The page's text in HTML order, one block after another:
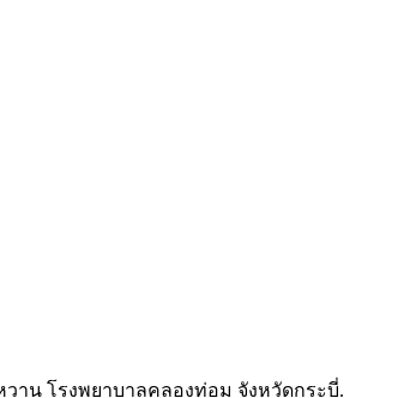
าน โรงพยาบาลคลองท่อม จังหวัดกระบี่.